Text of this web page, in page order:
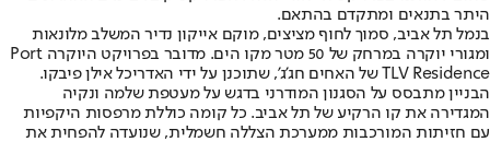
היתר בתנאים ומתקדם בהתאם.
בנמל תל אביב, סמוך לחוף מציצים, מוקם אייקון נדיר המשלב מלונאות
ומגורי יוקרה במרחק של 50 מטר מקו הים. מדובר בפרויקט היוקרה Port
TLV Residence של האחים חג’ג’, שתוכנן על ידי האדריכל אילן פיבקו.
הבניין מתבסס על הסגנון המודרני בדגש על מעטפת שלמה ונקיה
המגדירה את קו הרקיע של תל אביב. כל קומה כוללת מרפסות היקפיות
עם חזיתות המורכבות ממערכת הצללה חשמלית, שנועדה להפחית את